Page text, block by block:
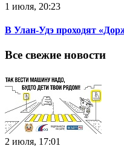
1 июля, 20:23
В Улан-Удэ проходят
Все свежие новости
2 июля, 17:01